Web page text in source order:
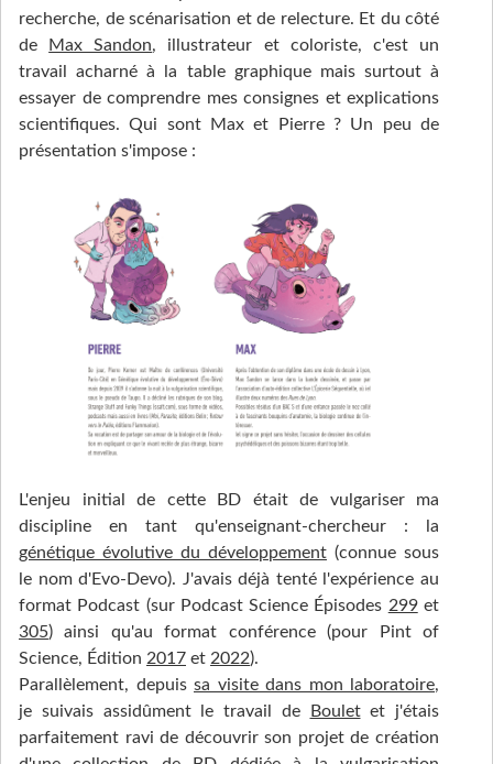
recherche, de scénarisation et de relecture. Et du côté
de
Max Sandon, illustrateur et coloriste, c'est un
travail acharné à la table graphique mais surtout à
essayer de comprendre mes consignes et explications
scientifiques. Qui sont Max et Pierre ? Un peu de
présentation s'impose :
L'enjeu initial de cette BD était de vulgariser ma
discipline en tant qu'enseignant-chercheur : la
génétique évolutive du développement (connue sous
le nom d'Evo-Devo). J'avais déjà tenté l'expérience au
format Podcast (sur Podcast Science Épisodes 299et
305) ainsi qu'au format conférence (pour Pint of
Science, Édition 2017 et 2022).
Parallèlement, depuis sa visite dans mon laboratoire,
je suivais assidûment le travail de
Bouletet j'étais
parfaitement ravi de découvrir son projet de création